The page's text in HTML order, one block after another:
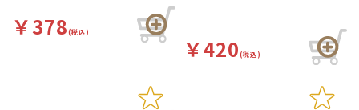
￥378(税込)
￥420(税込)